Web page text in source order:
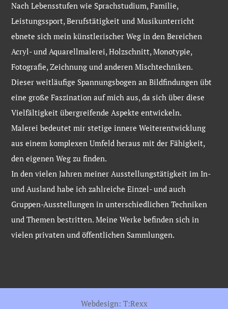
Nach Lebensstufen wie Sprachstudium, Familie,
Leistungssport, Berufstätigkeit und Musikunterricht
ebnete sich mein künstlerischer Weg in den Bereichen
Acryl- und Aquarellmalerei, Holzschnitt, Monotypie,
Fotografie, Zeichnung und anderen Mischtechniken.
Dieser weitläufige Spannungsbogen an Bildfindungen übt
eine große Faszination auf mich aus, da sich über diese
Vielfältigkeit übergreifende Aspekte entwickeln.
Malerei bedeutet mir stetige innere Weiterentwicklung
aus einem komplexen Umfeld heraus mit der Fähigkeit,
den eigenen Weg zu finden.
In den vielen Jahren meiner Ausstellungstätigkeit im In-
und Ausland habe ich zahlreiche Einzel- und auch
Gruppen-Ausstellungen in unterschiedlichen Techniken
und Themen bestritten. Meine Werke befinden sich in
vielen privaten und öffentlichen Sammlungen.
Webdesign: T:Rexx